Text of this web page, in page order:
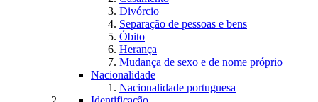
Divórcio
Separação de pessoas e bens
Óbito
Herança
Mudança de sexo e de nome próprio
Nacionalidade
Nacionalidade portuguesa